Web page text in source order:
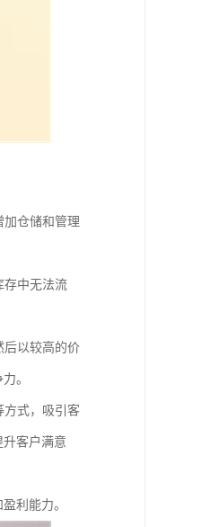
加仓储和管理
存中无法流
后以较高的价
。
方式，吸引客
客户满意
利能力。